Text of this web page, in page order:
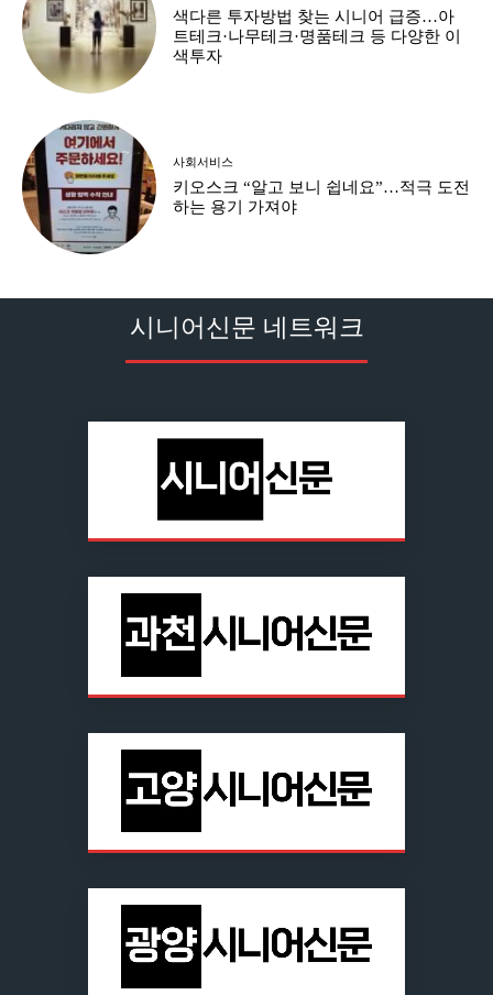
색다른 투자방법 찾는 시니어 급증…아
트테크·나무테크·명품테크 등 다양한 이
색투자
사회서비스
키오스크 “알고 보니 쉽네요”…적극 도전
하는 용기 가져야
시니어신문 네트워크